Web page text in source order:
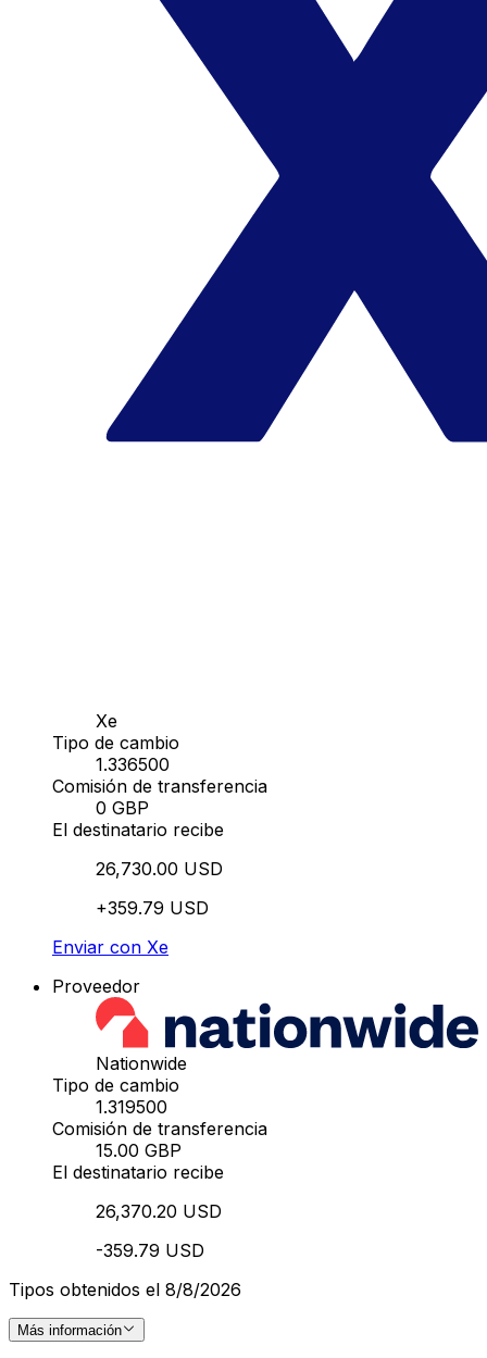
Xe
Tipo de cambio
1.336500
Comisión de transferencia
0 GBP
El destinatario recibe
26,730.00 USD
+359.79 USD
Enviar con Xe
Proveedor
Nationwide
Tipo de cambio
1.319500
Comisión de transferencia
15.00 GBP
El destinatario recibe
26,370.20 USD
-359.79 USD
Tipos obtenidos el 8/8/2026
Más información